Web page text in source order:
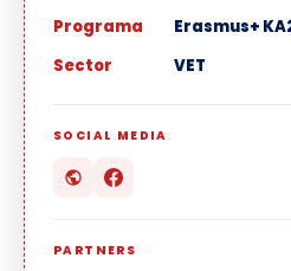
Programa
Erasmus+
Sector
VET
SOCIAL MEDIA
PARTNERS